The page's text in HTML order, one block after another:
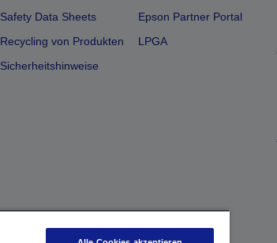
Safety Data Sheets
Recycling von Produkten
Sicherheitshinweise
Epson Partner Portal
LPGA